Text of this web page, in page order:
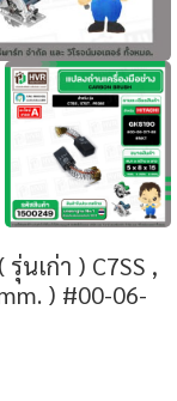
นเก่า ) C7SS ,
) #00-06-